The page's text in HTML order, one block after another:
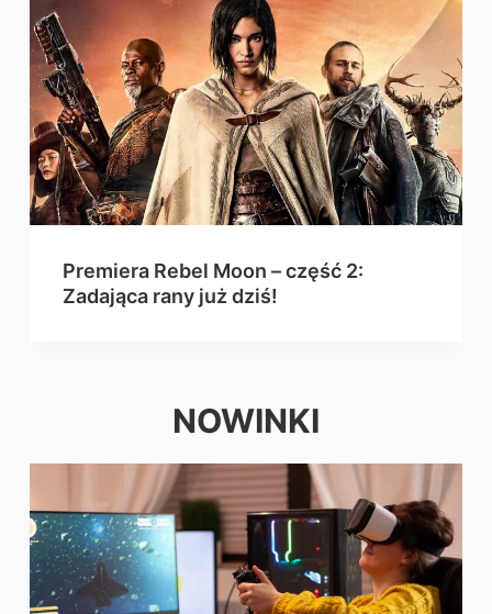
Premiera Rebel Moon – część 2:
Zadająca rany już dziś!
NOWINKI